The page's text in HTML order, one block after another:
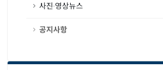
사진·영상뉴스
공지사항